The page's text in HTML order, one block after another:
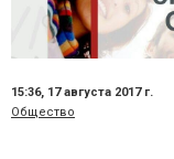
15:36, 17 августа 2017 г.
Общество